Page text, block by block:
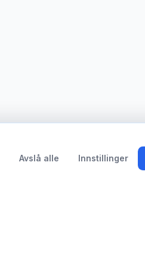
Avslå alle Innstillinger